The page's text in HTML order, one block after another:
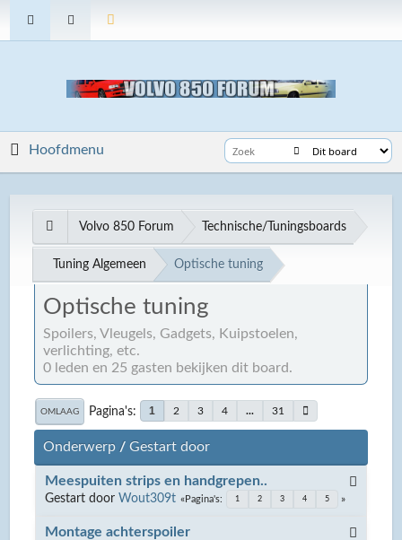
Hoofdmenu
Volvo 850 Forum Technische/Tuningsboards
Tuning Algemeen Optische tuning
Optische tuning
Spoilers, Vleugels, Gadgets, Kuipstoelen,
verlichting, etc.
0 leden en 25 gasten bekijken dit board.
OMLAAG Pagina's 1 2 3 4 ... 31
Onderwerp /Gestart door
Meespuiten strips en handgrepen..
Gestart doorWout309t Pagina's 1 2 3 4 5
Montage achterspoiler